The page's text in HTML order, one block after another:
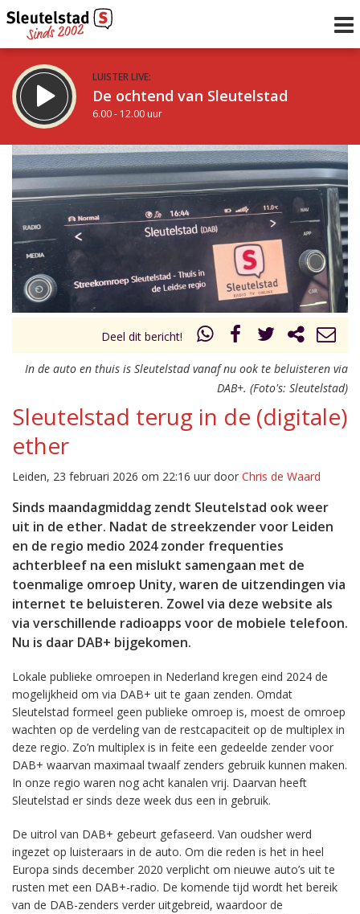
LUISTER LIVE:
De ochtend van Sleutelstad
6.00 - 12.00 uur
STRAKS:
De middag van Sleutelstad
12.00 - 18.00 uur
Vorig uur
uur 1 van 0 Volgend uur
Deel dit bericht!
In de auto en thuis is Sleutelstad vanaf nu ook te beluisteren via
DAB+. (Foto's: Sleutelstad)
Sleutelstad terug in de (digitale)
ether
Leiden, 23 februari 2026 om 22:16 uur door Chris de Waard
Sinds maandagmiddag zendt Sleutelstad ook weer
uit in de ether. Nadat de streekzender voor Leiden
en de regio medio 2024 zonder frequenties
achterbleef na een mislukt samengaan met de
toenmalige omroep Unity, waren de uitzendingen via
internet te beluisteren. Zowel via deze website als
via verschillende radioapps voor de mobiele telefoon.
Nu is daar DAB+ bijgekomen.
Lokale publieke omroepen in Nederland kregen eind 2024 de
mogelijkheid om via DAB+ uit te gaan zenden. Omdat
Sleutelstad formeel geen publieke omroep is, moest de omroep
wachten op de verdeling van de restcapaciteit op de multiplex in
deze regio. Zo’n multiplex is in feite een gedeelde zender voor
DAB+ waarvan maximaal twaalf zenders gebruik kunnen maken.
In onze regio waren nog acht kanalen vrij. Daarvan heeft
Sleutelstad er sinds deze week dus een in gebruik.
De uitrol van DAB+ gebeurt gefaseerd. Van oudsher werd
ingezet op luisteraars in de auto. Om die reden is het in heel
Europa sinds december 2020 verplicht om nieuwe auto’s uit te
rusten met een DAB+-radio. De komende tijd wordt het bereik
van de DAB-zenders verder uitgebreid, waardoor de